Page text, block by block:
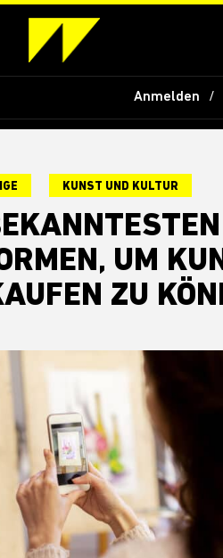
Anmelden
KUNST UND KULTUR
UM
ZU